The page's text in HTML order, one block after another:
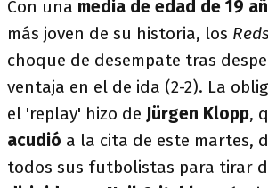
Con una media de edad de 19
más joven de su historia, los
choque de desempate tras
ventaja en el de ida (2-2). La
el 'replay' hizo de Jürgen Klopp,
acudió a la cita de este martes,
todos sus futbolistas para tirar